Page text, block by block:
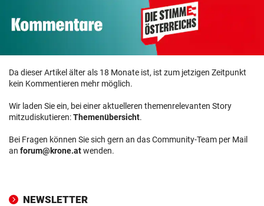
Da dieser Artikel älter als 18 Monate ist, ist zum jetzigen Zeitpunkt
kein Kommentieren mehr möglich.
Wir laden Sie ein, bei einer aktuelleren themenrelevanten Story
mitzudiskutieren:Themenübersicht.
Bei Fragen können Sie sich gern an das Community-Team per Mail
an forum@krone.atwenden.
NEWSLETTER